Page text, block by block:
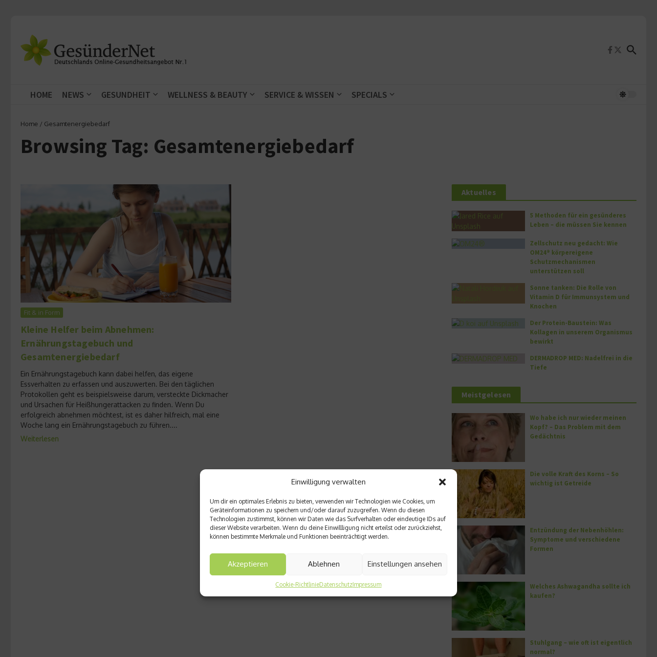
Einwilligung verwalten
Um dir ein optimales Erlebnis zu bieten, verwenden wir Technologien wie Cookies, um
Geräteinformationen zu speichern und/oder darauf zuzugreifen. Wenn du diesen
Technologien zustimmst, können wir Daten wie das Surfverhalten oder eindeutige IDs auf
dieser Website verarbeiten. Wenn du deine Einwillligung nicht erteilst oder zurückziehst,
können bestimmte Merkmale und Funktionen beeinträchtigt werden.
Akzeptieren Ablehnen Einstellungen ansehen
Cookie-RichtlinieDatenschutzImpressum
HOME NEWS GESUNDHEIT WELLNESS & BEAUTY SERVICE & WISSEN SPECIALS
Home / Gesamtenergiebedarf
Browsing Tag: Gesamtenergiebedarf
Fit & in Form
Kleine Helfer beim Abnehmen:
Ernährungstagebuch und
Gesamtenergiebedarf
Ein Ernährungstagebuch kann dabei helfen, das eigene
Essverhalten zu erfassen und auszuwerten. Bei den täglichen
Protokollen geht es beispielsweise darum, versteckte Dickmacher
und Ursachen für Heißhungerattacken zu finden. Wenn Du
erfolgreich abnehmen möchtest, ist es daher hilfreich, mal eine
Woche lang ein Ernährungstagebuch zu führen....
Weiterlesen
Aktuelles
5 Methoden für ein gesünderes
Leben – die müssen Sie kennen
Zellschutz neu gedacht: Wie
OM24® körpereigene
Schutzmechanismen
unterstützen soll
Sonne tanken: Die Rolle von
Vitamin D für Immunsystem und
Knochen
Der Protein-Baustein: Was
Kollagen in unserem Organismus
bewirkt
DERMADROP MED: Nadelfrei in die
Tiefe
Meistgelesen
Wo habe ich nur wieder meinen
Kopf? – Das Problem mit dem
Gedächtnis
Die volle Kraft des Korns – So
wichtig ist Getreide
Entzündung der Nebenhöhlen:
Symptome und verschiedene
Formen
Welches Ashwagandha sollte ich
kaufen?
Stuhlgang – wie oft ist eigentlich
normal?